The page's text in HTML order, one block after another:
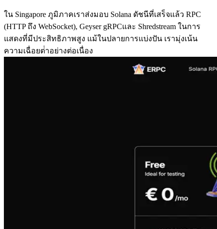
ใน Singapore ภูมิภาคเราส่งมอบ Solana ดัชนีที่เสร็จแล้ว RPC
(HTTP ถึง WebSocket), Geyser gRPCและ Shredstream ในการ
แสดงที่มีประสิทธิภาพสูง แม้ในปลายการแบ่งปัน เรามุ่งเน้น
ความเฉื่อยต่ําอย่างต่อเนื่อง